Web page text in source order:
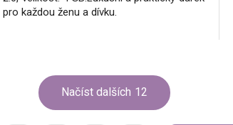
pro každou ženu a dívku.
Načíst dalších 12